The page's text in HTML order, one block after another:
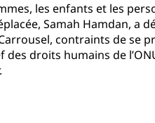
les enfants et les
Samah Hamdan, a
contraints de se
droits humains de